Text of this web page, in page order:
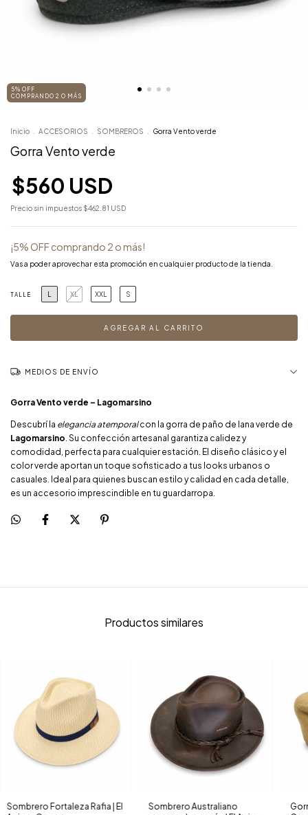
5% OFF
COMPRANDO 2 O MÁS
Inicio ACCESORIOS SOMBREROS Gorra Vento verde
Gorra Vento verde
$560 USD
Precio sin impuestos $462.81 USD
¡5% OFF comprando 2 o más!
Vas a poder aprovechar esta promoción en cualquier producto de la tienda.
TALLE L XL XXL S
MEDIOS DE ENVÍO
Gorra Vento verde – Lagomarsino
Descubrí la elegancia atemporalcon la gorra de paño de lana verde de
Lagomarsino. Su confección artesanal garantiza calidez y
comodidad, perfecta para cualquier estación. El diseño clásico y el
color verde aportan un toque sofisticado a tus looks urbanos o
casuales. Ideal para quienes buscan estilo y calidad en cada detalle,
es un accesorio imprescindible en tu guardarropa.
Productos similares
Sombrero Fortaleza Rafia | El
Sombrero Australiano